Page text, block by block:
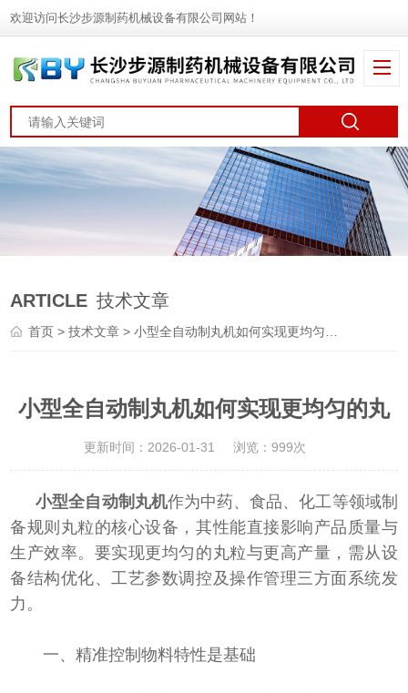
欢迎访问长沙步源制药机械设备有限公司网站！
ARTICLE 技术文章
首页 >技术文章 > 小型全自动制丸机如何实现更均匀的丸
小型全自动制丸机如何实现更均匀的丸
更新时间：2026-01-31 浏览：999次
小型全自动制丸机作为中药、食品、化工等领域制
备规则丸粒的核心设备，其性能直接影响产品质量与
生产效率。要实现更均匀的丸粒与更高产量，需从设
备结构优化、工艺参数调控及操作管理三方面系统发
力。
一、精准控制物料特性是基础